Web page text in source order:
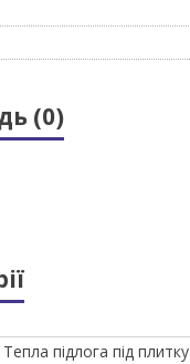
(0)
Тепла підлога під плитку